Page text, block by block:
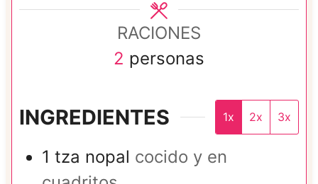
s
RACIONES
2 personas
INGREDIENTES 1x 2x 3x
1 tza nopal cocido y en